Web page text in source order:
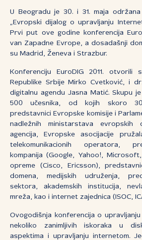
U Beogradu je 30. i 31. maja
„Evropski dijalog o upravljanju
Prvi put ove godine konferencija
van Zapadne Evrope, a dosadašnji
su Madrid, Ženeva i Strazbur.
Konferenciju EuroDIG 2011. otvorili
Republike Srbije Mirko Cvetković, i
digitalnu agendu Jasna Matić. Skupu
500 učesnika, od kojih skoro
predstavnici Evropske komisije i
nadležnih ministarstava evropskih
agencija, Evropske asocijacije
telekomunikacionih operatora,
kompanija (Google, Yahoo!,
opreme (Cisco, Ericsson),
domena, medijskih udruženja,
sektora, akademskih institucija,
mreža, kao i internet zajednica (ISOC,
Ovogodišnja konferencija o
nekoliko zanimljivih iskoraka u
aspektima i upravljanju internetom.